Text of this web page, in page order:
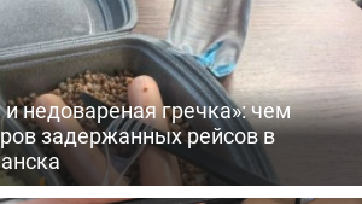
недовареная гречка»: чем
задержанных рейсов в